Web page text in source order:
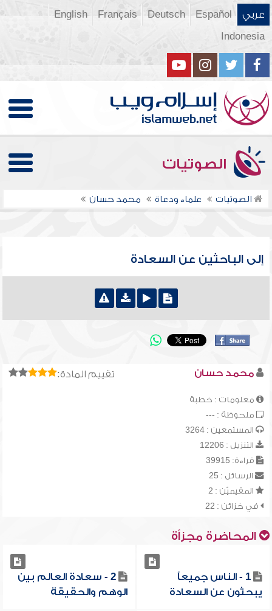
عربي Español
Deutsch
Français
English
Indonesia
الصوتيات
الصوتيات علماء ودعاة محمد حسان
إلى الباحثين عن السعادة
تقييم المادة: محمد حسان
معلومات : خطبة
ملحوظة : ---
المستمعين : 3264
التنزيل : 12206
قراءة: 39915
الرسائل : 25
المقيميّن : 2
في خزائن : 22
المحاضرة مجزأة
1 - الناس جميعاً
يبحثون عن السعادة
2 - سعادة العالم بين
الوهم والحقيقة